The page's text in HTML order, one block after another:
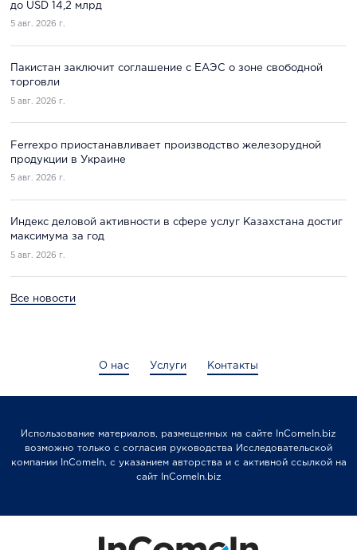
до USD 14,2 млрд
5 авг. 2026 г.
Пакистан заключит соглашение с ЕАЭС о зоне свободной
торговли
5 авг. 2026 г.
Ferrexpo приостанавливает производство железорудной
продукции в Украине
5 авг. 2026 г.
Индекс деловой активности в сфере услуг Казахстана достиг
максимума за год
5 авг. 2026 г.
Все новости
О нас Услуги Контакты
Использование материалов, размещенных на сайте InComeIn.biz
возможно только с согласия руководства Исследовательской
компании InComeIn, с указанием авторства и с активной ссылкой на
сайт InComeIn.biz